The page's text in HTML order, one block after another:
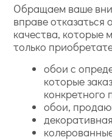
Обращаем ваше
вправе отказаться
качества, которые
только
обои с
которые
конкретного
обои,